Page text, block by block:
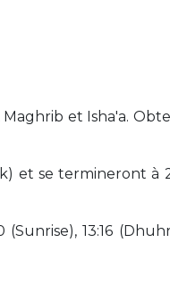
et Isha'a.
et se termineront à
13:16